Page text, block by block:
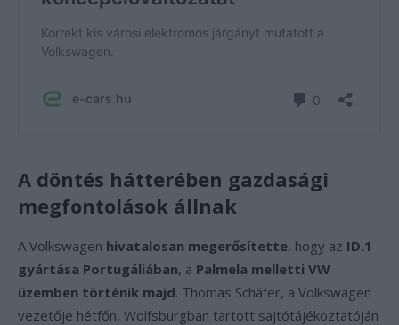
A döntés hátterében gazdasági
megfontolások állnak
A Volkswagen hivatalosan megerősítette, hogy az ID.1
gyártása Portugáliában, a Palmela melletti VW
üzemben történik majd. Thomas Schäfer, a Volkswagen
vezetője hétfőn, Wolfsburgban tartott sajtótájékoztatóján